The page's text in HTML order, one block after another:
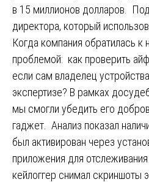
в 15 миллионов долларов.
директора, который
Когда компания обратилась к
проблемой: как проверить
если сам владелец
экспертизе? В рамках
мы смогли убедить его
гаджет. Анализ показал
был активирован через
приложения для
кейлоггер снимал скриншоты